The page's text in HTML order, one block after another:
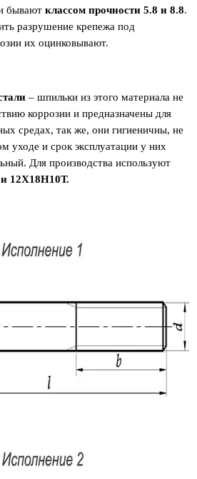
бывают классом прочности 5.8 и 8.8.
разрушение крепежа под
их оцинковывают.
– шпильки из этого материала не
коррозии и предназначены для
средах, так же, они гигиеничны, не
уходе и срок эксплуатации у них
Для производства используют
12Х18Н10Т.